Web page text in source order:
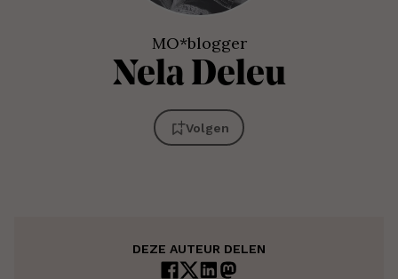
MO*blogger
Nela Deleu
Volgen
DEZE AUTEUR DELEN